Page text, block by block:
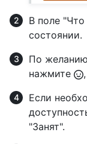
В поле
состоянии.
По
нажмите
Если
"Занят".